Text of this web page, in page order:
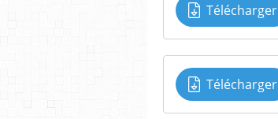
Télécharger
Télécharger